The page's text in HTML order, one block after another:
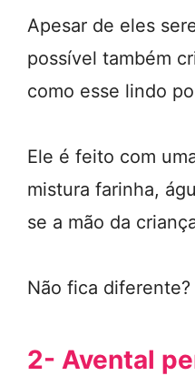
Apesar de eles
possível também
como esse lindo
Ele é feito com
mistura farinha,
se a mão da
Não fica diferente?
2- Avental